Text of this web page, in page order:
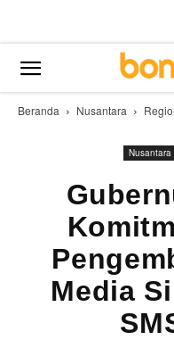
Beranda Nusantara
Nusantara
Media